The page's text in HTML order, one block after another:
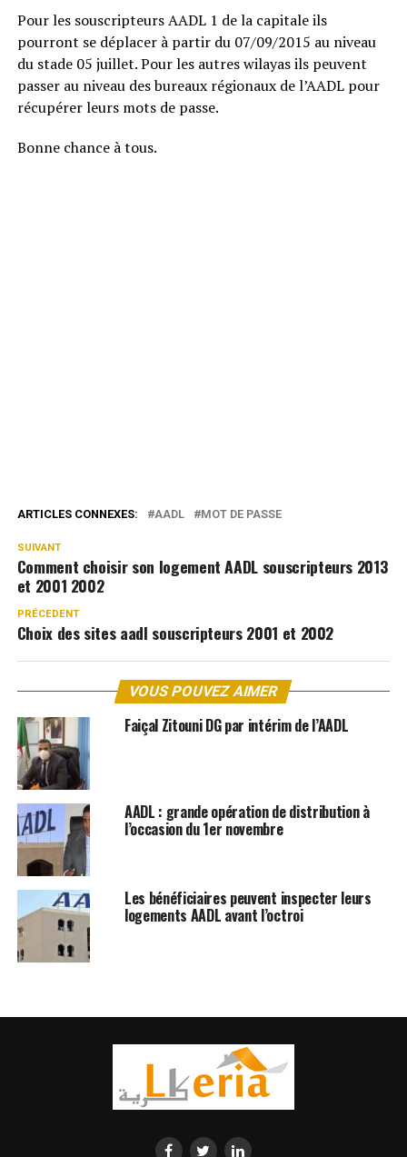
Pour les souscripteurs AADL 1 de la capitale ils
pourront se déplacer à partir du 07/09/2015 au niveau
du stade 05 juillet. Pour les autres wilayas ils peuvent
passer au niveau des bureaux régionaux de l’AADL pour
récupérer leurs mots de passe.
Bonne chance à tous.
ARTICLES CONNEXES: AADL MOT DE PASSE
SUIVANT
Comment choisir son logement AADL souscripteurs 2013
et 2001 2002
PRÉCEDENT
Choix des sites aadl souscripteurs 2001 et 2002
VOUS POUVEZ AIMER
Faiçal Zitouni DG par intérim de l’AADL
AADL : grande opération de distribution à
l’occasion du 1er novembre
Les bénéficiaires peuvent inspecter leurs
logements AADL avant l’octroi